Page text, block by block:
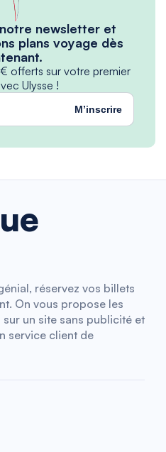
newsletter et
plans voyage dès
offerts sur votre premier
Ulysse !
M’inscrire
réservez vos billets
On vous propose les
un site sans publicité et
service client de